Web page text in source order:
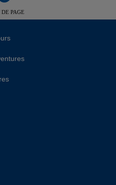
PAGE